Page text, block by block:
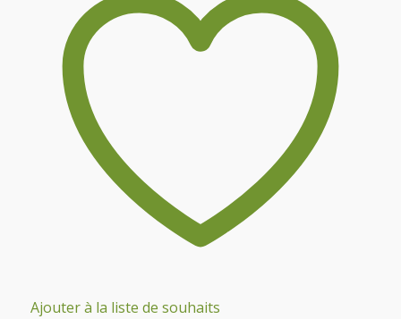
Ajouter à la liste de souhaits